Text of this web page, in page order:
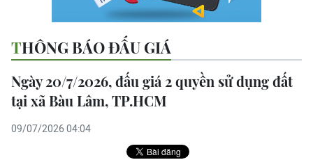
THÔNG BÁO ĐẤU GIÁ
Ngày 20/7/2026, đấu giá 2 quyền sử dụng đất
tại xã Bàu Lâm, TP.HCM
09/07/2026 04:04